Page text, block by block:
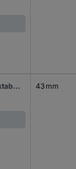
PFERD TOOLS 21001088 Frässtift Länge 43 mm Produktabmessung, Ø 6 mm Arbeits-Länge 13 mm Schaftdurchmesser 3 mm 43 mm